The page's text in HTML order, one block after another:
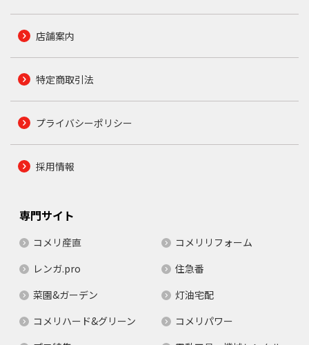
店舗案内
特定商取引法
プライバシーポリシー
採用情報
専門サイト
コメリ産直
コメリリフォーム
レンガ.pro
住急番
菜園&ガーデン
灯油宅配
コメリハード&グリーン
コメリパワー